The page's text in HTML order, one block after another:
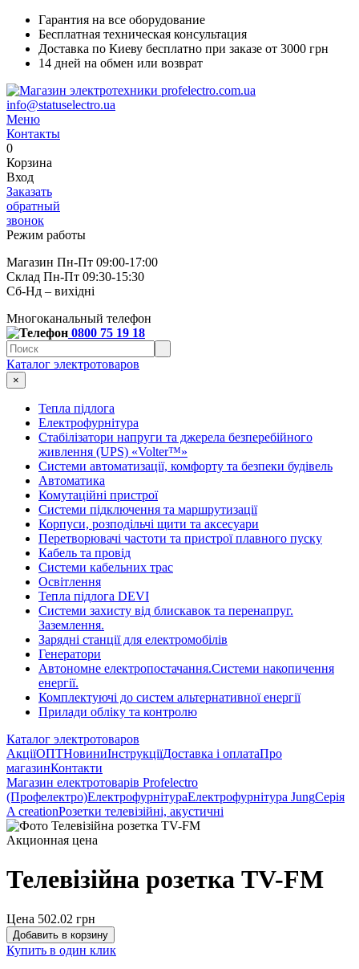
Гарантия на все оборудование
Бесплатная техническая консультация
Доставка по Киеву бесплатно при заказе от 3000 грн
14 дней на обмен или возврат
info@statuselectro.ua
Меню
Контакты
0
Корзина
Вход
Заказать
обратный
звонок
Режим работы
Магазин Пн-Пт 09:00-17:00
Склад Пн-Пт 09:30-15:30
Сб-Нд – вихідні
Многоканальный телефон
0800 75 19 18
Каталог электротоваров
×
Тепла підлога
Електрофурнітура
Cтабілізатори напруги та джерела безперебійного
живлення (UPS) «Volter™»
Системи автоматизації, комфорту та безпеки будівель
Автоматика
Комутаційні пристрої
Системи підключення та маршрутизації
Корпуси, розподільчі щити та аксесуари
Перетворювачі частоти та пристрої плавного пуску
Кабель та провід
Системи кабельних трас
Освітлення
Тепла підлога DEVI
Системи захисту від блискавок та перенапруг.
Заземлення.
Зарядні станції для електромобілів
Генератори
Автономне електропостачання.Системи накопичення
енергії.
Комплектуючі до систем альтернативної енергії
Прилади обліку та контролю
Каталог электротоваров
АкціїОПТНовиниІнструкціїДоставка і оплатаПро
магазинКонтакти
Магазин електротоварів Profelectro
(Профелектро)ЕлектрофурнітураЕлектрофурнітура JungСерія
A creationРозетки телевізійні, акустичні
Акционная цена
Телевізійна розетка TV-FM
Цена 502.02 грн
Добавить в корзину
Купить в один клик